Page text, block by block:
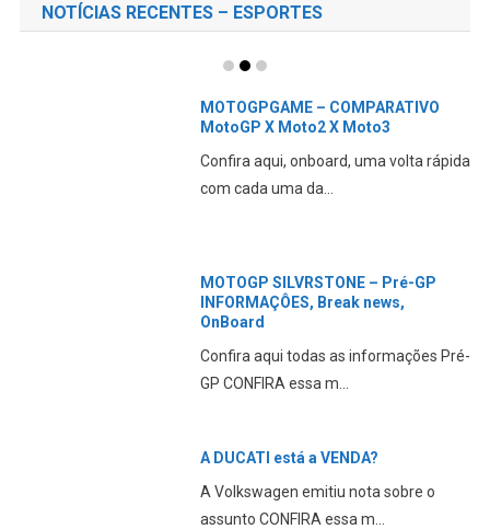
NOTÍCIAS RECENTES – ESPORTES
MOTOGPGAME – COMPARATIVO
MotoGP X Moto2 X Moto3
Confira aqui, onboard, uma volta rápida
com cada uma da...
MOTOGP SILVRSTONE – Pré-GP
INFORMAÇÔES, Break news,
OnBoard
Confira aqui todas as informações Pré-
GP CONFIRA essa m...
A DUCATI está a VENDA?
A Volkswagen emitiu nota sobre o
assunto CONFIRA essa m...